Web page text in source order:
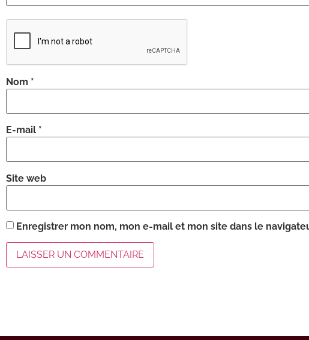
Nom *
E-mail *
Site web
Enregistrer mon nom, mon e-mail et mon site dans le